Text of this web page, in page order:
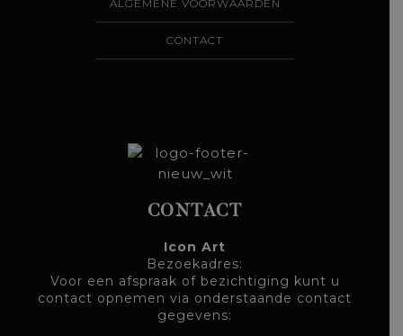
ALGEMENE VOORWAARDEN
CONTACT
CONTACT
Icon Art
Bezoekadres:
Voor een afspraak of bezichtiging kunt u
contact opnemen via onderstaande contact
gegevens: